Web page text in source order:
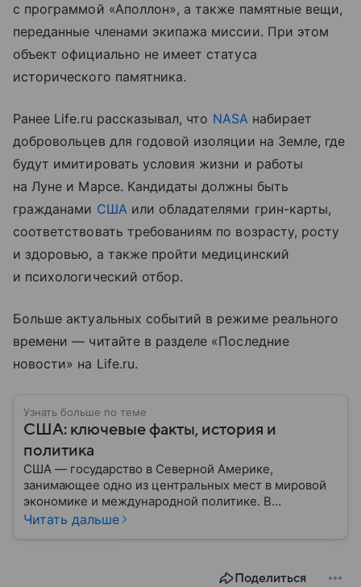
с программой «Аполлон», а также памятные вещи,
переданные членами экипажа миссии. При этом
объект официально не имеет статуса
исторического памятника.
Ранее Life.ru рассказывал, что NASAнабирает
добровольцев для годовой изоляции на Земле, где
будут имитировать условия жизни и работы
на Луне и Марсе. Кандидаты должны быть
гражданами СШАили обладателями грин-карты,
соответствовать требованиям по возрасту, росту
и здоровью, а также пройти медицинский
и психологический отбор.
Больше актуальных событий в режиме реального
времени — читайте в разделе «Последние
новости» на Life.ru.
Узнать больше по теме
США: ключевые факты, история и
политика
США — государство в Северной Америке,
занимающее одно из центральных мест в мировой
экономике и международной политике. В
материале — основные сведения об этой стране.
Читать дальше
Поделиться